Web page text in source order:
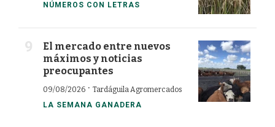
NÚMEROS CON LETRAS
El mercado entre nuevos
máximos y noticias
preocupantes
09/08/2026 · Tardáguila Agromercados
LA SEMANA GANADERA